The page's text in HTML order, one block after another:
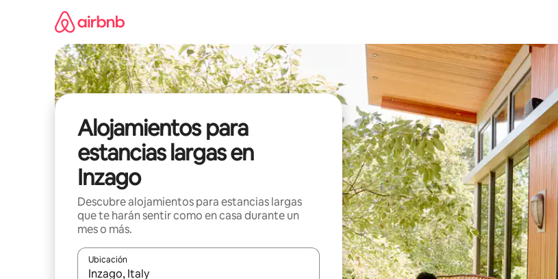
Alojamientos para
estancias largas en
Inzago
Descubre alojamientos para estancias largas
que te harán sentir como en casa durante un
mes o más.
Ubicación
Cuando los resultados estén disponibles, podrás navegar usando las teclas de las flechas hacia arriba y